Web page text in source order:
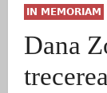
IN MEMORIAM
Dana